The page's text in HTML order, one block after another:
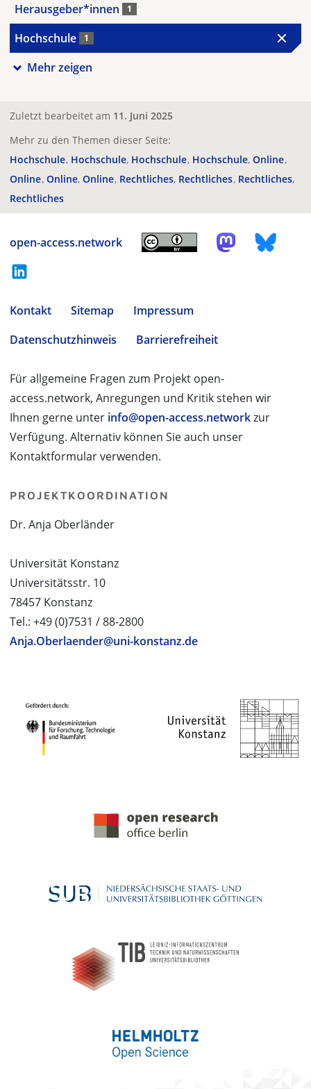
Herausgeber*innen 1
Hochschule 1
Mehr zeigen
Zuletzt bearbeitet am 11. Juni 2025
Mehr zu den Themen dieser Seite:
Hochschule Hochschule Hochschule Hochschule Online
Online Online Online Rechtliches Rechtliches Rechtliches
Rechtliches
open-access.network
Kontakt Sitemap
Impressum
Datenschutzhinweis
Barrierefreiheit
Für allgemeine Fragen zum Projekt open-
access.network, Anregungen und Kritik stehen wir
Ihnen gerne unter info@open-access.networkzur
Verfügung. Alternativ können Sie auch unser
Kontaktformular verwenden.
PROJEKTKOORDINATION
Dr. Anja Oberländer
Universität Konstanz
Universitätsstr. 10
78457 Konstanz
Tel.: +49 (0)7531 / 88-2800
Anja.Oberlaender@uni-konstanz.de